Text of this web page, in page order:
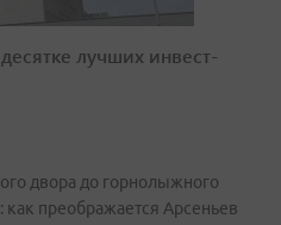
лучших инвест-
двора до горнолыжного
как преображается Арсеньев